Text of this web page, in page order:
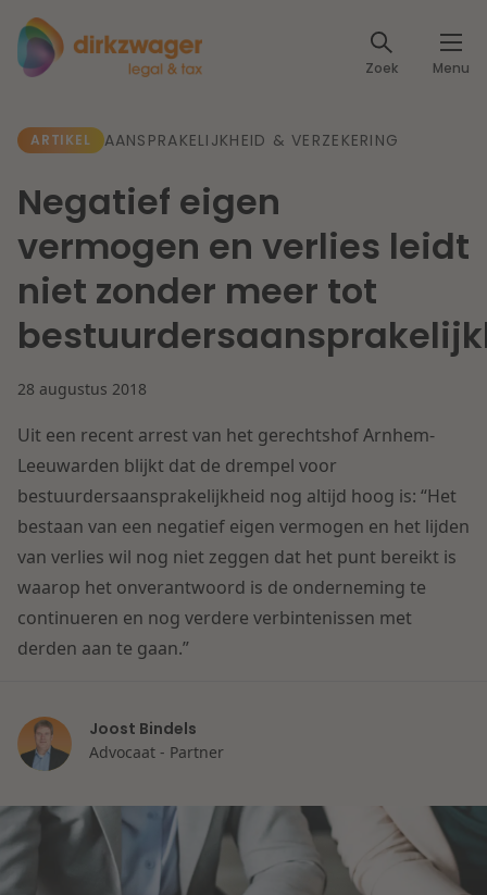
Zoek Menu
Expertises
Fiscaal
Arbeid & Pensioen
IE & Innovatie
Herstructurering & Insolventie
Energie
Zorg & Sociaal domein
Vastgoed
Aanbesteding & Mededinging
Lees meer
Dichtbij een toekomstbestendige zorg
Lees meer
Dichtbij de kansen en uitdagingen in de
Lees meer
Artikelen
Klantcases
Events
Specialisten
Internationale partners
Nieuws
Werken bij
Contact
Nederlands
ARTIKEL AANSPRAKELIJKHEID & VERZEKERING
Negatief eigen
vermogen en verlies leidt
niet zonder meer tot
28 augustus 2018
Uit een recent arrest van het gerechtshof Arnhem-
Leeuwarden blijkt dat de drempel voor
bestuurdersaansprakelijkheid nog altijd hoog is: “Het
bestaan van een negatief eigen vermogen en het lijden
van verlies wil nog niet zeggen dat het punt bereikt is
waarop het onverantwoord is de onderneming te
continueren en nog verdere verbintenissen met
derden aan te gaan.”
Joost Bindels
Advocaat - Partner